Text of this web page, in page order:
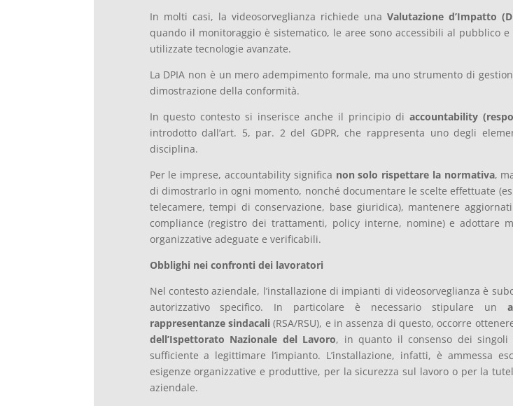
In molti casi, la videosorveglianza richiede una Valutazione d’Impatto
quando il monitoraggio è sistematico, le aree sono accessibili al pubblico e
utilizzate tecnologie avanzate.
La DPIA non è un mero adempimento formale, ma uno strumento di
dimostrazione della conformità.
In questo contesto si inserisce anche il principio di accountability
introdotto dall’art. 5, par. 2 del GDPR, che rappresenta uno degli
disciplina.
Per le imprese, accountability significa non solo rispettare la normativa,
di dimostrarlo in ogni momento, nonché documentare le scelte effettuate
telecamere, tempi di conservazione, base giuridica), mantenere
compliance (registro dei trattamenti, policy interne, nomine) e adottare
organizzative adeguate e verificabili.
Obblighi nei confronti dei lavoratori
Nel contesto aziendale, l’installazione di impianti di videosorveglianza è
autorizzativo specifico. In particolare è necessario stipulare un
rappresentanze sindacali(RSA/RSU), e in assenza di questo, occorre
dell’Ispettorato Nazionale del Lavoro, in quanto il consenso dei singoli
sufficiente a legittimare l’impianto. L’installazione, infatti, è ammessa
esigenze organizzative e produttive, per la sicurezza sul lavoro o per la
aziendale.